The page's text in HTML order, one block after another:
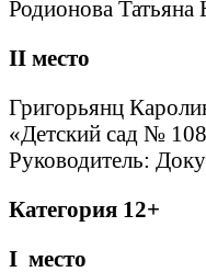
Родионова Татьяна
II место
Григорьянц
«Детский сад №
Руководитель:
Категория 12+
I место